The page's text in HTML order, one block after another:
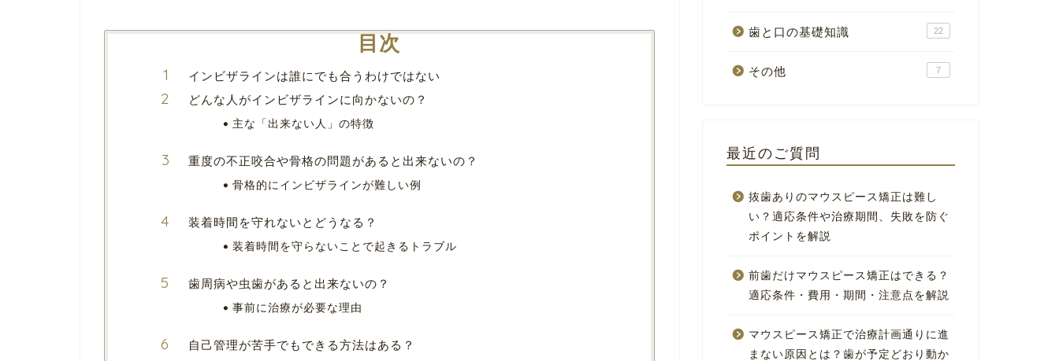
目次
インビザラインは誰にでも合うわけではない
どんな人がインビザラインに向かないの？
主な「出来ない人」の特徴
重度の不正咬合や骨格の問題があると出来ないの？
骨格的にインビザラインが難しい例
装着時間を守れないとどうなる？
装着時間を守らないことで起きるトラブル
歯周病や虫歯があると出来ないの？
事前に治療が必要な理由
自己管理が苦手でもできる方法はある？
歯と口の基礎知識 22
その他 7
最近のご質問
抜歯ありのマウスピース矯正は難し
い？適応条件や治療期間、失敗を防ぐ
ポイントを解説
前歯だけマウスピース矯正はできる？
適応条件・費用・期間・注意点を解説
マウスピース矯正で治療計画通りに進
まない原因とは？歯が予定どおり動か